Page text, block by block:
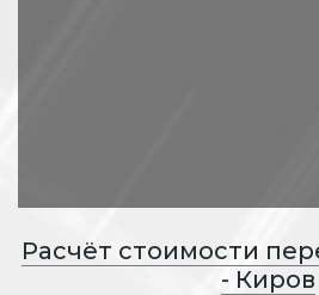
Расчёт стоимости
- Киров